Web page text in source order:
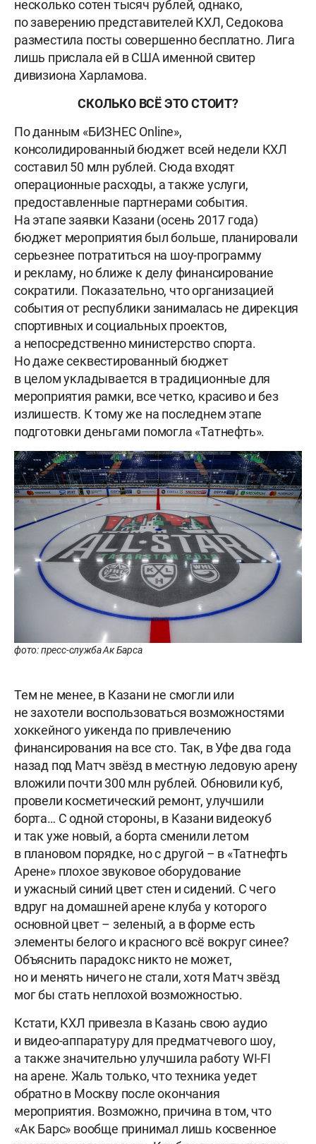
несколько сотен тысяч рублей, однако,
по заверению представителей КХЛ, Седокова
разместила посты совершенно бесплатно. Лига
лишь прислала ей в США именной свитер
дивизиона Харламова.
СКОЛЬКО ВСЁ ЭТО СТОИТ?
По данным «БИЗНЕС Online»,
консолидированный бюджет всей недели КХЛ
составил 50 млн рублей. Сюда входят
операционные расходы, а также услуги,
предоставленные партнерами события.
На этапе заявки Казани (осень 2017 года)
бюджет мероприятия был больше, планировали
серьезнее потратиться на шоу-программу
и рекламу, но ближе к делу финансирование
сократили. Показательно, что организацией
события от республики занималась не дирекция
спортивных и социальных проектов,
а непосредственно министерство спорта.
Но даже секвестированный бюджет
в целом укладывается в традиционные для
мероприятия рамки, все четко, красиво и без
излишеств. К тому же на последнем этапе
подготовки деньгами помогла «Татнефть».
фото: пресс-служба Ак Барса
Тем не менее, в Казани не смогли или
не захотели воспользоваться возможностями
хоккейного уикенда по привлечению
финансирования на все сто. Так, в Уфе два года
назад под Матч звёзд в местную ледовую арену
вложили почти 300 млн рублей. Обновили куб,
провели косметический ремонт, улучшили
борта… С одной стороны, в Казани видеокуб
и так уже новый, а борта сменили летом
в плановом порядке, но с другой – в «Татнефть
Арене» плохое звуковое оборудование
и ужасный синий цвет стен и сидений. С чего
вдруг на домашней арене клуба у которого
основной цвет – зеленый, а в форме есть
элементы белого и красного всё вокруг синее?
Объяснить парадокс никто не может,
но и менять ничего не стали, хотя Матч звёзд
мог бы стать неплохой возможностью.
Кстати, КХЛ привезла в Казань свою аудио
и видео-аппаратуру для предматчевого шоу,
а также значительно улучшила работу WI-FI
на арене. Жаль только, что техника уедет
обратно в Москву после окончания
мероприятия. Возможно, причина в том, что
«Ак Барс» вообще принимал лишь косвенное